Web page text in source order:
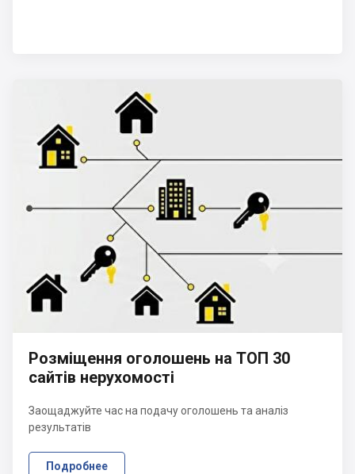
Розміщення оголошень на ТОП 30
сайтів нерухомості
Заощаджуйте час на подачу оголошень та аналіз
результатів
Подробнее